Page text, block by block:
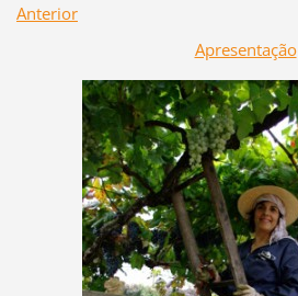
Anterior
Apresentação